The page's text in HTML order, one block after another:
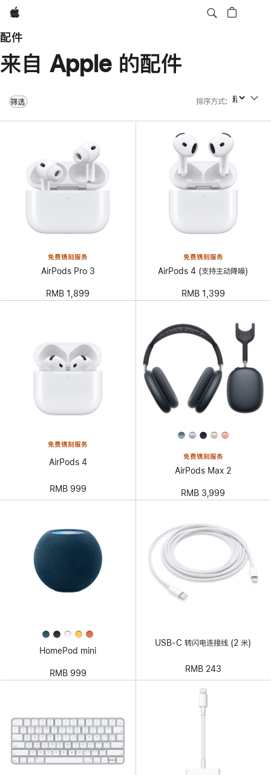
Apple
配件
来自 Apple 的配件
筛选 排序方式: 排序方式
免费镌刻服务
AirPods Pro 3
RMB 1,899
免费镌刻服务
AirPods 4 (支持主动降噪)
RMB 1,399
免费镌刻服务
AirPods 4
RMB 999
免费镌刻服务
AirPods Max 2
RMB 3,999
HomePod mini
RMB 999
USB-C 转闪电连接线 (2 米)
RMB 243